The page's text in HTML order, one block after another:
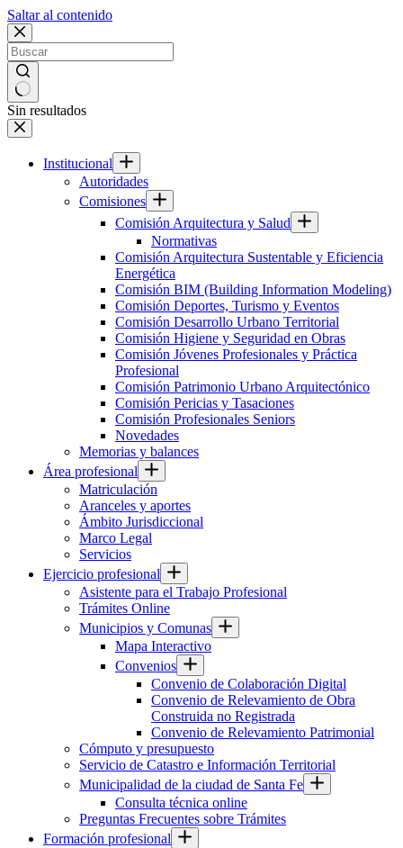
Saltar al contenido
Sin resultados
Institucional
Autoridades
Comisiones
Comisión Arquitectura y Salud
Normativas
Comisión Arquitectura Sustentable y Eficiencia
Energética
Comisión BIM (Building Information Modeling)
Comisión Deportes, Turismo y Eventos
Comisión Desarrollo Urbano Territorial
Comisión Higiene y Seguridad en Obras
Comisión Jóvenes Profesionales y Práctica
Profesional
Comisión Patrimonio Urbano Arquitectónico
Comisión Pericias y Tasaciones
Comisión Profesionales Seniors
Novedades
Memorias y balances
Área profesional
Matriculación
Aranceles y aportes
Ámbito Jurisdiccional
Marco Legal
Servicios
Ejercicio profesional
Asistente para el Trabajo Profesional
Trámites Online
Municipios y Comunas
Mapa Interactivo
Convenios
Convenio de Colaboración Digital
Convenio de Relevamiento de Obra
Construida no Registrada
Convenio de Relevamiento Patrimonial
Cómputo y presupuesto
Servicio de Catastro e Información Territorial
Municipalidad de la ciudad de Santa Fe
Consulta técnica online
Preguntas Frecuentes sobre Trámites
Formación profesional